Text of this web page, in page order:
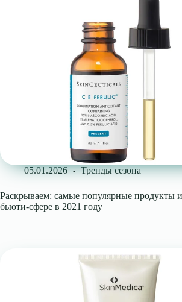
05.01.2026 Тренды сезона
Раскрываем: самые популярные продукты
бьюти-сфере в 2021 году